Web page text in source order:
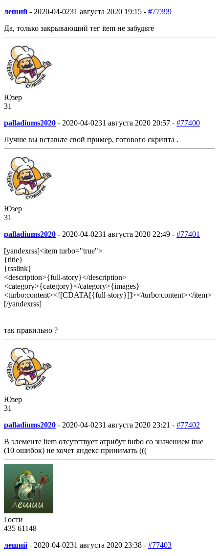
леший - 2020-04-0231 августа 2020 19:15 - #77399
Да, только закрывающий тег item не забудьте
Юзер
31
palladiums2020 - 2020-04-0231 августа 2020 20:57 - #77400
Лучше вы вставьте свой пример, готового скрипта .
Юзер
31
palladiums2020 - 2020-04-0231 августа 2020 22:49 - #77401
[yandexrss]<item turbo="true">
{title}
{rsslink}
<description>{full-story}</description>
<category>{category}</category>{images}
<turbo:content><![CDATA[{full-story}]]></turbo:content></item>
[/yandexrss]
так правильно ?
Юзер
31
palladiums2020 - 2020-04-0231 августа 2020 23:21 - #77402
В элементе item отсутствует атрибут turbo со значением true
(10 ошибок) не хочет яндекс принимать (((
Гости
435 61148
леший - 2020-04-0231 августа 2020 23:38 - #77403